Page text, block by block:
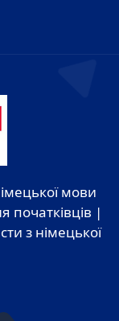
мови
початківців |
з німецької